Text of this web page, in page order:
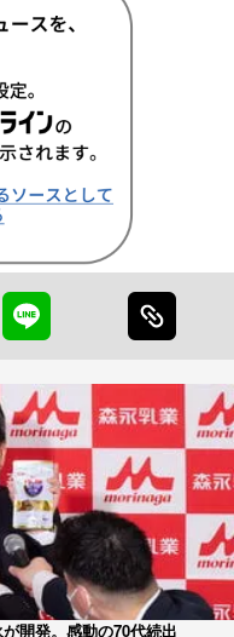
開発。感動の70代続出